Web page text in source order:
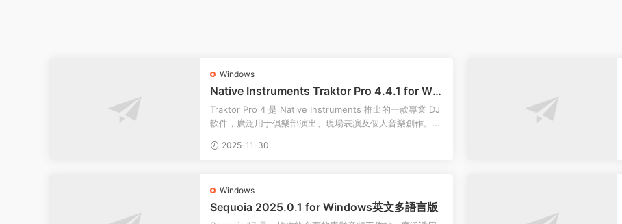
Windows
Native Instruments Traktor Pro 4.4.1 for Win
dows英文專業版
Traktor Pro 4 是 Native Instruments 推出的一款專業 DJ
軟件，廣泛用于俱樂部演出、現場表演及個人音樂創作。
2025-11-30
Windows
Sequoia 2025.0.1 for Windows英文多語言版